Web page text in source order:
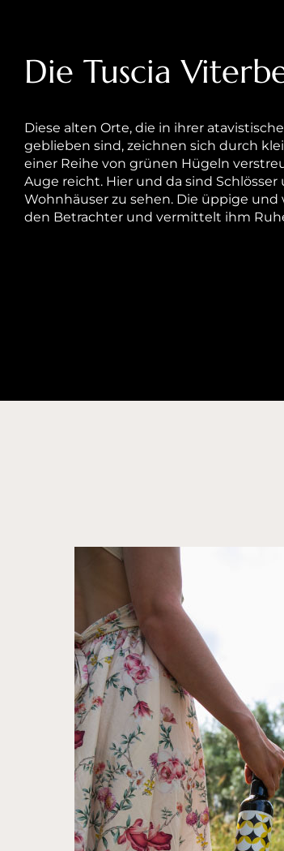
Die Tuscia
Diese alten Orte, die in ihrer
geblieben sind, zeichnen sich durch
einer Reihe von grünen Hügeln
Auge reicht. Hier und da sind Schlösser
Wohnhäuser zu sehen. Die üppige
den Betrachter und vermittelt ihm